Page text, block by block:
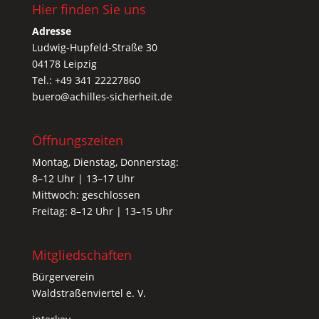
Hier finden Sie uns
Adresse
Ludwig-Hupfeld-Straße 30
04178 Leipzig
Tel.: +49 341 22227860
buero@achilles-sicherheit.de
Öffnungszeiten
Montag, Dienstag, Donnerstag:
8–12 Uhr | 13–17 Uhr
Mittwoch: geschlossen
Freitag: 8–12 Uhr | 13–15 Uhr
Mitgliedschaften
Bürgerverein
Waldstraßenviertel e. V.